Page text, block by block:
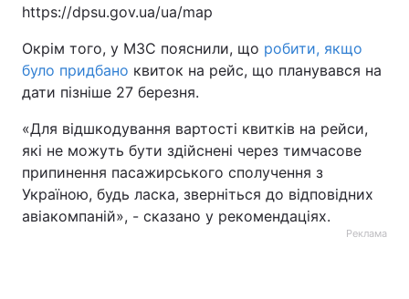
https://dpsu.gov.ua/ua/map
Окрім того, у МЗС пояснили, що робити, якщо
було придбано квиток на рейс, що планувався на
дати пізніше 27 березня.
«Для відшкодування вартості квитків на рейси,
які не можуть бути здійснені через тимчасове
припинення пасажирського сполучення з
Україною, будь ласка, зверніться до відповідних
авіакомпаній», - сказано у рекомендаціях.
Реклама